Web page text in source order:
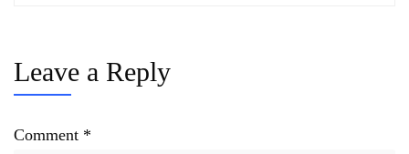
Leave a Reply
Comment *